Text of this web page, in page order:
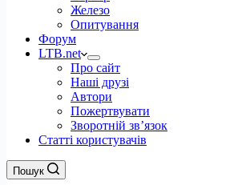
Железо
Опитування
Форум
LTB.net
Про сайт
Наші друзі
Автори
Пожертвувати
Зворотній зв’язок
Статті користувачів
Пошук